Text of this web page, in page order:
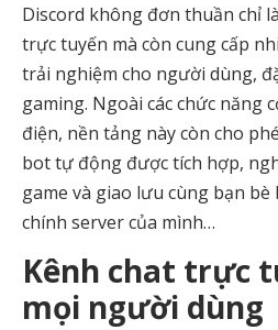
Discord không đơn thuần chỉ
trực tuyến mà còn cung cấp
trải nghiệm cho người dùng,
gaming. Ngoài các chức năng
điện, nền tảng này còn cho
bot tự động được tích hợp,
game và giao lưu cùng bạn
chính server của mình…
Kênh chat trực
mọi người dùng